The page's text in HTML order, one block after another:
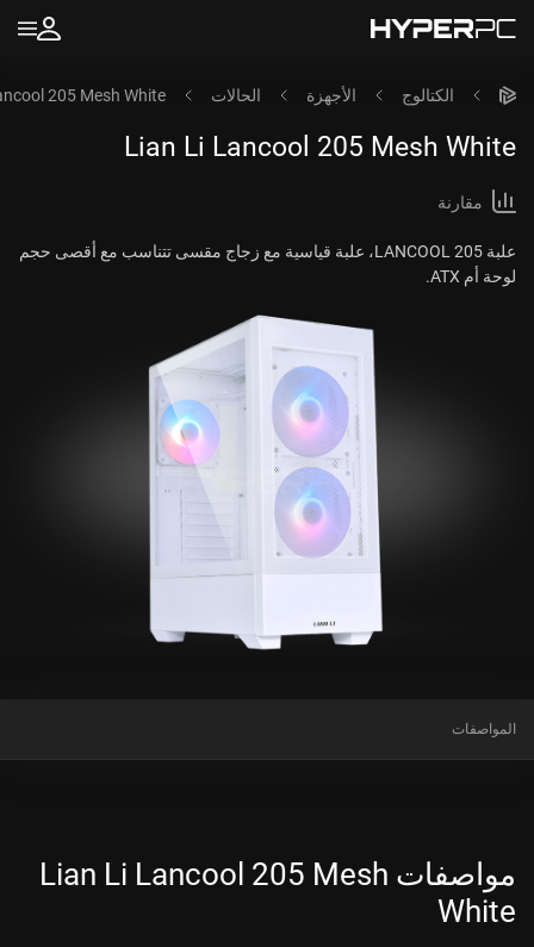
الكتالوج الأجهزة الحالات 205 Mesh White
Lian Li Lancool 205 Mesh White
مقارنة
علبة LANCOOL 205، علبة قياسية مع زجاج مقسى تتناسب مع أقصى حجم
لوحة أم ATX.
المواصفات
مواصفات Lian Li Lancool 205 Mesh
White